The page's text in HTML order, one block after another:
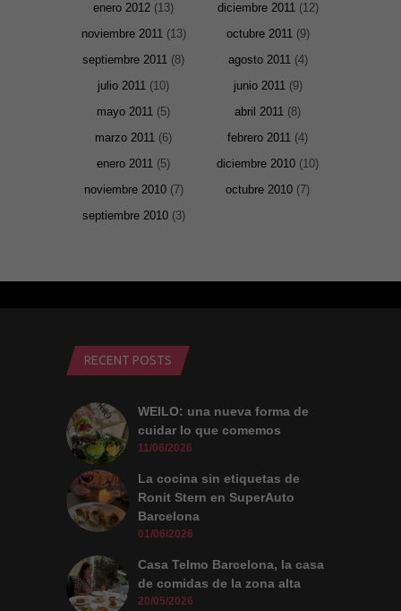
enero 2012 (13) diciembre 2011(12)
noviembre 2011(13) octubre 2011(9)
septiembre 2011 (8) agosto 2011(4)
julio 2011 (10) junio 2011(9)
mayo 2011 (5) abril 2011 (8)
marzo 2011 (6) febrero 2011 (4)
enero 2011 (5) diciembre 2010 (10)
noviembre 2010(7) octubre 2010 (7)
septiembre 2010(3)
RECENT POSTS
WEILO: una nueva forma de
cuidar lo que comemos
11/06/2026
La cocina sin etiquetas de
Ronit Stern en SuperAuto
Barcelona
01/06/2026
Casa Telmo Barcelona, la casa
de comidas de la zona alta
20/05/2026